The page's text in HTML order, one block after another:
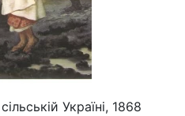
Україні, 1868